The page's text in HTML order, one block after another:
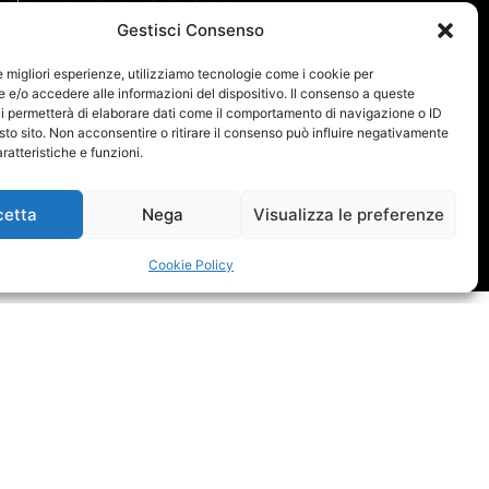
Gestisci Consenso
migliori esperienze, utilizziamo tecnologie come i cookie per
e/o accedere alle informazioni del dispositivo. Il consenso a queste
permetterà di elaborare dati come il comportamento di navigazione o ID
sito. Non acconsentire o ritirare il consenso può influire negativamente
e funzioni.
Nega Visualizza le preferenze
Cookie Policy
ASI (Enti di promozione
e a FIPE (Federazione
di propaganda è in funzione
sociale e necessaria
dello Sport
Per coloro che faranno
sportiva la società
di questi all’Enti sportivi a